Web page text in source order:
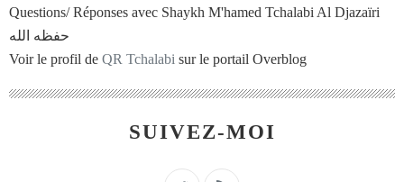
Questions/ Réponses avec Shaykh M'hamed Tchalabi Al Djazaïri
حفظه الله
Voir le profil de QR Tchalabi sur le portail Overblog
SUIVEZ-MOI